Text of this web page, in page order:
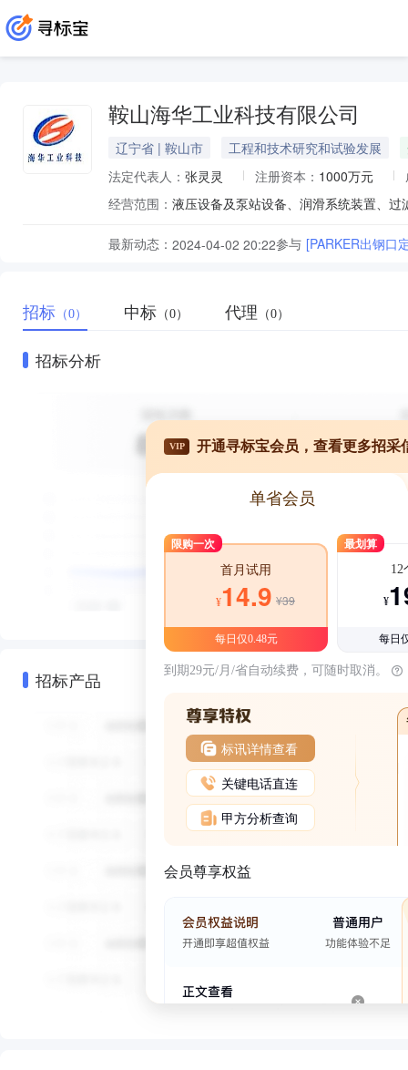
鞍山海华工业科技有限公司
辽宁省 | 鞍山市 工程和技术研究和试验发展
法定代表人： 张灵灵 注册资本： 1000万元
经营范围：
最新动态： 2024-04-02 20:22参与 [PARKER出钢口
招标 （0） 中标 （0） 代理 （0）
招标分析
招标产品
VIP 开通寻标宝会员，查看更多招采
单省会员
限购一次
首月试用
¥14.9 ¥39
每日仅0.48元
最划算
12
¥
每日
到期29元/月/省自动续费，可随时取消。
标讯详情查看
关键电话直连
甲方分析查询
会员尊享权益